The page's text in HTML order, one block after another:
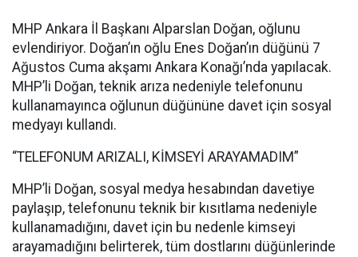
MHP Ankara İl Başkanı Alparslan Doğan, oğlunu
evlendiriyor. Doğan’ın oğlu Enes Doğan’ın düğünü 7
Ağustos Cuma akşamı Ankara Konağı’nda yapılacak.
MHP’li Doğan, teknik arıza nedeniyle telefonunu
kullanamayınca oğlunun düğününe davet için sosyal
medyayı kullandı.
“TELEFONUM ARIZALI, KİMSEYİ ARAYAMADIM”
MHP’li Doğan, sosyal medya hesabından davetiye
paylaşıp, telefonunu teknik bir kısıtlama nedeniyle
kullanamadığını, davet için bu nedenle kimseyi
arayamadığını belirterek, tüm dostlarını düğünlerinde